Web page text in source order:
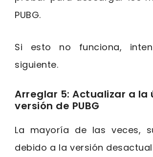
PUBG.
Si esto no funciona,
siguiente.
Arreglar 5: Actualizar a la
versión de PUBG
La mayoría de las veces,
debido a la versión